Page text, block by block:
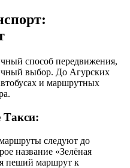
способ передвижения,
выбор. До Агурских
и маршрутных
следуют до
название «Зелёная
пеший маршрут к